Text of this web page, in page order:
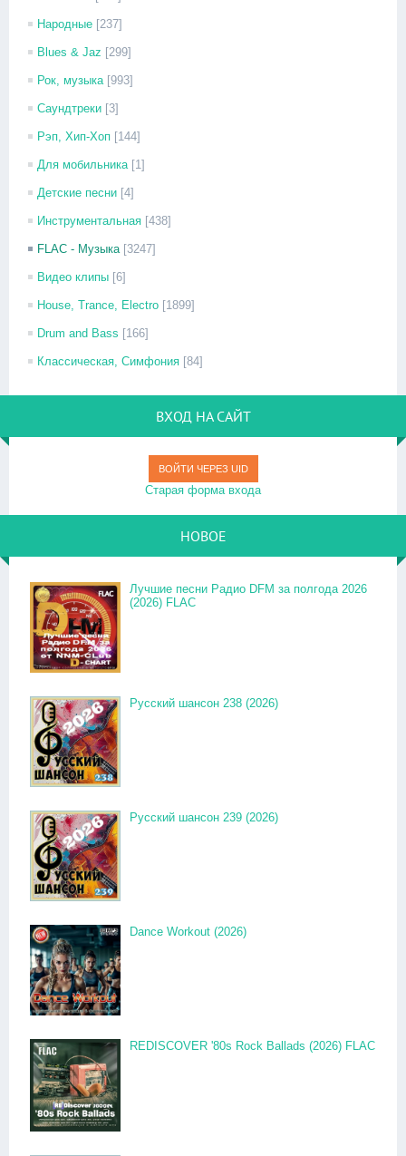
Народные [237]
Blues & Jaz [299]
Рок, музыка [993]
Саундтреки [3]
Рэп, Хип-Хоп [144]
Для мобильника [1]
Детские песни [4]
Инструментальная [438]
FLAC - Музыка [3247]
Видео клипы [6]
House, Trance, Electro [1899]
Drum and Bass [166]
Классическая, Симфония [84]
ВХОД НА САЙТ
ВОЙТИ ЧЕРЕЗ UID
Старая форма входа
НОВОЕ
Лучшие песни Радио DFM за полгода 2026
(2026) FLAC
Русский шансон 238 (2026)
Русский шансон 239 (2026)
Dance Workout (2026)
REDISCOVER '80s Rock Ballads (2026) FLAC